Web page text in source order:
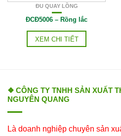
ĐU QUAY LỒNG
ĐCĐ5006 – Rồng lắc
XEM CHI TIẾT
❖ CÔNG TY TNHH SẢN XUẤT
NGUYÊN QUANG
Là doanh nghiệp chuyên sản